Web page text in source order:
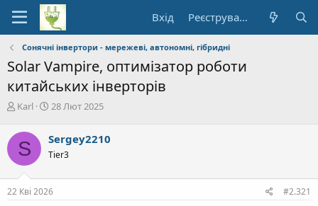
Вхід Реєстрування
Сонячні інвертори - мережеві, автономні, гібридні
Solar Vampire, оптимізатор роботи
китайських інверторів
А
т
о
р
т
е
м
Karl
Д
а
п
ч
а
28 Лют 2025
S Sergey2210
Tier3
22 Кві 2026 #2.321